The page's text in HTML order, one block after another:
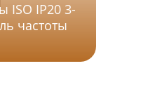
ISO IP20 3-
частоты